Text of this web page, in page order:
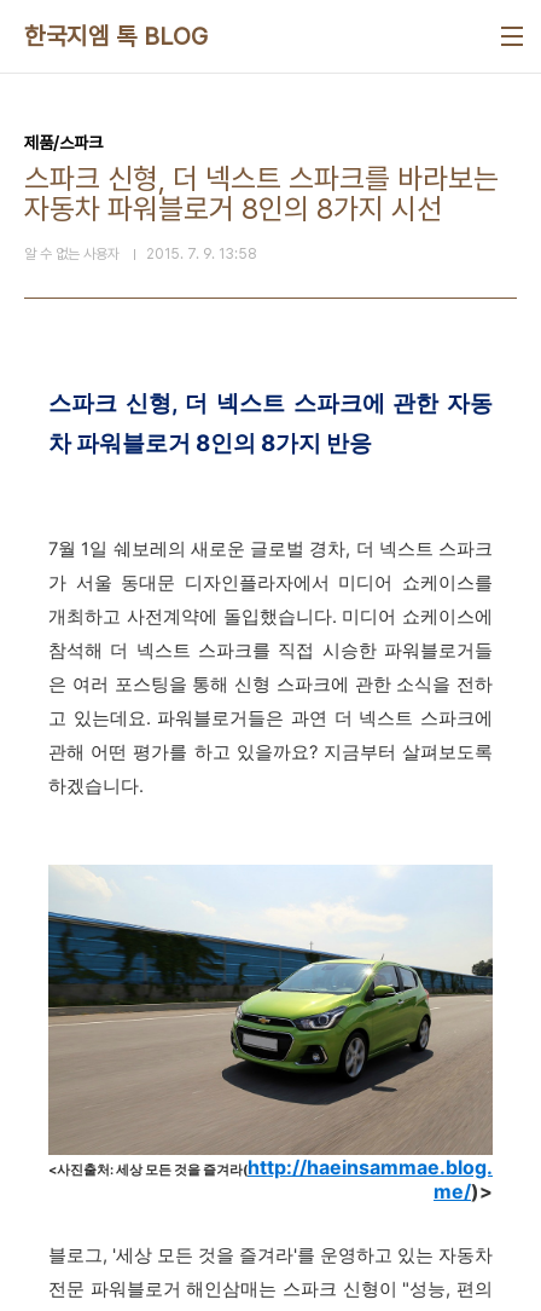
한국지엠 톡 BLOG
제품/스파크
스파크 신형, 더 넥스트 스파크를 바라보는
자동차 파워블로거 8인의 8가지 시선
알 수 없는 사용자 2015. 7. 9. 13:58
스파크 신형, 더 넥스트 스파크에 관한 자동
차 파워블로거 8인의 8가지 반응
7월 1일 쉐보레의 새로운 글로벌 경차, 더 넥스트 스파크
가 서울 동대문 디자인플라자에서 미디어 쇼케이스를
개최하고 사전계약에 돌입했습니다. 미디어 쇼케이스에
참석해 더 넥스트 스파크를 직접 시승한 파워블로거들
은 여러 포스팅을 통해 신형 스파크에 관한 소식을 전하
고 있는데요. 파워블로거들은 과연 더 넥스트 스파크에
관해 어떤 평가를 하고 있을까요? 지금부터 살펴보도록
하겠습니다.
<사진출처: 세상 모든 것을 즐겨라(http://haeinsammae.blog.
me/)>
블로그, '세상 모든 것을 즐겨라'를 운영하고 있는 자동차
전문 파워블로거 해인삼매는 스파크 신형이 "성능, 편의